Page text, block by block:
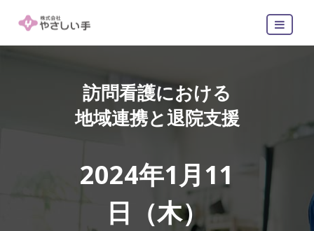
訪問看護における
地域連携と退院支援
2024年1月11
日（木）